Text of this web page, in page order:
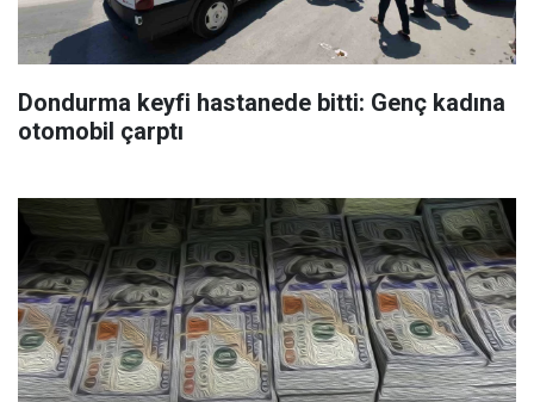
Dondurma keyfi hastanede bitti: Genç kadına
otomobil çarptı